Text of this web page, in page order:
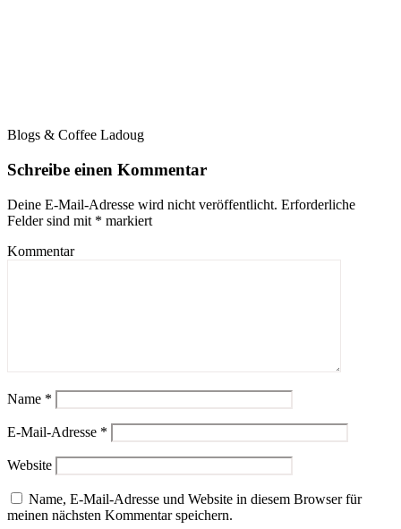
Blogs & Coffee Ladoug
Schreibe einen Kommentar
Deine E-Mail-Adresse wird nicht veröffentlicht. Erforderliche
Felder sind mit * markiert
Kommentar
Name *
E-Mail-Adresse *
Website
Name, E-Mail-Adresse und Website in diesem Browser für
meinen nächsten Kommentar speichern.